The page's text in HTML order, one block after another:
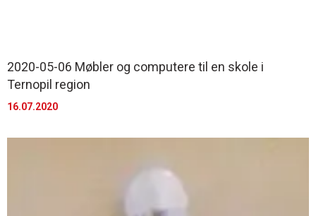
2020-05-06 Møbler og computere til en skole i
Ternopil region
16.07.2020